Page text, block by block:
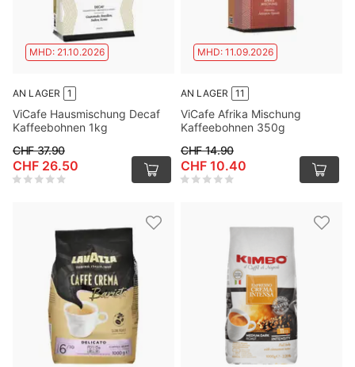
MHD: 21.10.2026
AN LAGER 1
ViCafe Hausmischung Decaf
Kaffeebohnen 1kg
CHF 37.90
CHF 26.50
MHD: 11.09.2026
AN LAGER 11
ViCafe Afrika Mischung
Kaffeebohnen 350g
CHF 14.90
CHF 10.40